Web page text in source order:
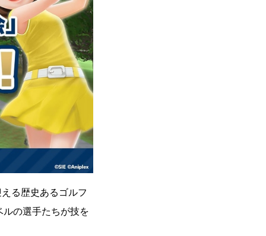
る歴史あるゴルフ
の選手たちが技を